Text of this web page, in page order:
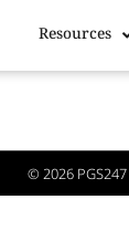
Resources
© 2026 PGS247